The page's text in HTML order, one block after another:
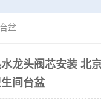
盆
龙头阀芯安装 北
间台盆